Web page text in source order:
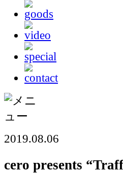
2019.08.06
cero presents